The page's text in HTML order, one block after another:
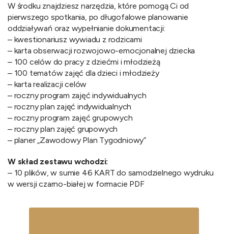
W środku znajdziesz narzędzia, które pomogą Ci od
pierwszego spotkania, po długofalowe planowanie
oddziaływań oraz wypełnianie dokumentacji:
– kwestionariusz wywiadu z rodzicami
– karta obserwacji rozwojowo-emocjonalnej dziecka
– 100 celów do pracy z dziećmi i młodzieżą
– 100 tematów zajęć dla dzieci i młodzieży
– karta realizacji celów
– roczny program zajęć indywidualnych
– roczny plan zajęć indywidualnych
– roczny program zajęć grupowych
– roczny plan zajęć grupowych
– planer „Zawodowy Plan Tygodniowy”
W skład zestawu wchodzi:
– 10 plików, w sumie 46 KART do samodzielnego wydruku
w wersji czarno-białej w formacie PDF